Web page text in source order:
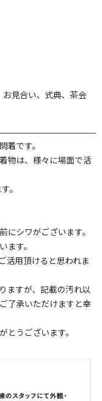
お見合い、式典、茶会
着です。
物は、様々に場面で活
。
にシワがございます。
ます。
活用頂けると思われま
ますが、記載の汚れ以
了承いただけますと幸
とうございます。